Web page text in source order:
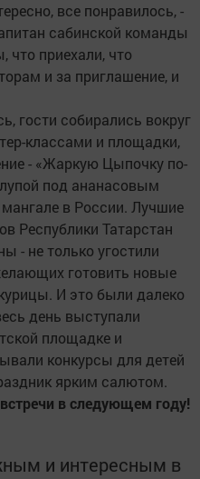
все понравилось, -
сабинской команды
приехали, что
и за приглашение, и
гости собирались вокруг
классами и площадки,
- «Жаркую Цыпочку по-
под ананасовым
в России. Лучшие
Республики Татарстан
- не только угостили
готовить новые
И это были далеко
день выступали
площадке и
конкурсы для детей
ярким салютом.
в следующем году!
и интересным в